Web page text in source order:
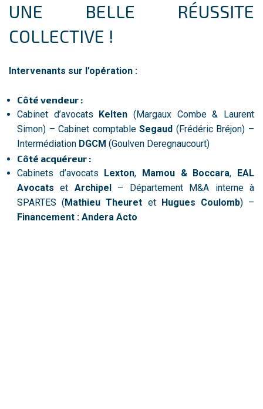
UNE BELLE RÉUSSITE
COLLECTIVE !
Intervenants sur l’opération :
Côté vendeur :
Cabinet d’avocats Kelten (Margaux Combe & Laurent
Simon) – Cabinet comptableSegaud (Frédéric Bréjon) –
Intermédiation DGCM (Goulven Deregnaucourt)
Côté acquéreur :
Cabinets d’avocats Lexton, Mamou & Boccara, EAL
Avocats et Archipel– Département M&A interne à
SPARTES (Mathieu Theuret et Hugues Coulomb) –
Financement : Andera Acto